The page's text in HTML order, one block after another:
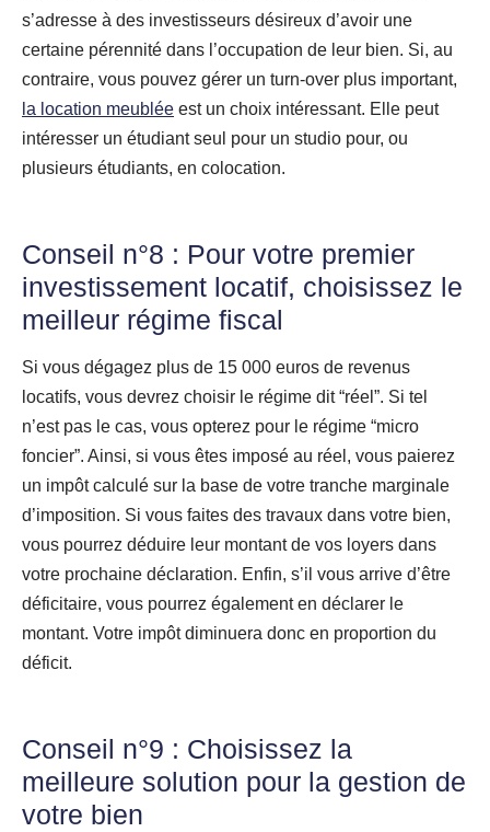
s’adresse à des investisseurs désireux d’avoir une
certaine pérennité dans l’occupation de leur bien. Si, au
contraire, vous pouvez gérer un turn-over plus important,
la location meublée est un choix intéressant. Elle peut
intéresser un étudiant seul pour un studio pour, ou
plusieurs étudiants, en colocation.
Conseil n°8 : Pour votre premier
investissement locatif, choisissez le
meilleur régime fiscal
Si vous dégagez plus de 15 000 euros de revenus
locatifs, vous devrez choisir le régime dit “réel”. Si tel
n’est pas le cas, vous opterez pour le régime “micro
foncier”. Ainsi, si vous êtes imposé au réel, vous paierez
un impôt calculé sur la base de votre tranche marginale
d’imposition. Si vous faites des travaux dans votre bien,
vous pourrez déduire leur montant de vos loyers dans
votre prochaine déclaration. Enfin, s’il vous arrive d’être
déficitaire, vous pourrez également en déclarer le
montant. Votre impôt diminuera donc en proportion du
déficit.
Conseil n°9 : Choisissez la
meilleure solution pour la gestion de
votre bien